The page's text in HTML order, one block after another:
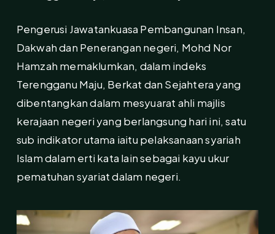
Pengerusi Jawatankuasa Pembangunan Insan,
Dakwah dan Penerangan negeri, Mohd Nor
Hamzah memaklumkan, dalam indeks
Terengganu Maju, Berkat dan Sejahtera yang
dibentangkan dalam mesyuarat ahli majlis
kerajaan negeri yang berlangsung hari ini, satu
sub indikator utama iaitu pelaksanaan syariah
Islam dalam erti kata lain sebagai kayu ukur
pematuhan syariat dalam negeri.